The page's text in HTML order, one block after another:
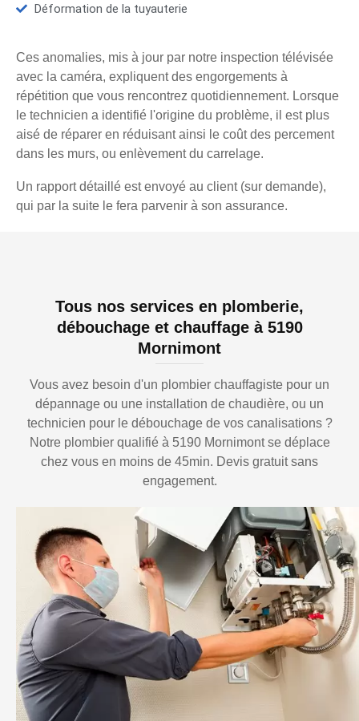
Déformation de la tuyauterie
Ces anomalies, mis à jour par notre inspection télévisée
avec la caméra, expliquent des engorgements à
répétition que vous rencontrez quotidiennement. Lorsque
le technicien a identifié l'origine du problème, il est plus
aisé de réparer en réduisant ainsi le coût des percement
dans les murs, ou enlèvement du carrelage.
Un rapport détaillé est envoyé au client (sur demande),
qui par la suite le fera parvenir à son assurance.
Tous nos services en plomberie,
débouchage et chauffage à 5190
Mornimont
Vous avez besoin d'un plombier chauffagiste pour un
dépannage ou une installation de chaudière, ou un
technicien pour le débouchage de vos canalisations ?
Notre plombier qualifié à 5190 Mornimont se déplace
chez vous en moins de 45min. Devis gratuit sans
engagement.